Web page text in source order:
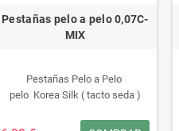
Pestañas pelo a pelo 0,07C-
MIX
Pestañas Pelo a Pelo
pelo Korea Silk ( tacto seda )
COLOR: NEGRAS